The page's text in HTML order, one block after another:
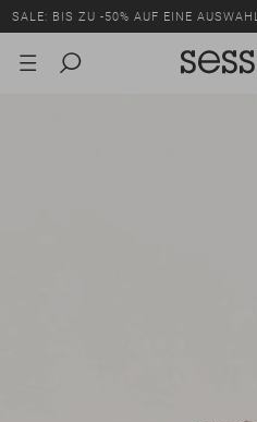
SALE: BIS ZU -50% AUF EINE